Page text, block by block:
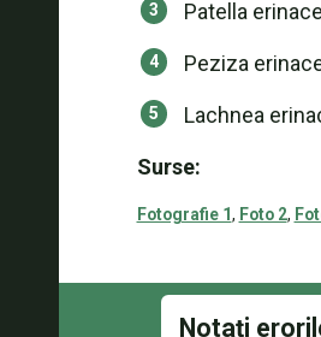
Patella
Peziza
Lachnea
Surse:
Fotografie 1, Foto 2,